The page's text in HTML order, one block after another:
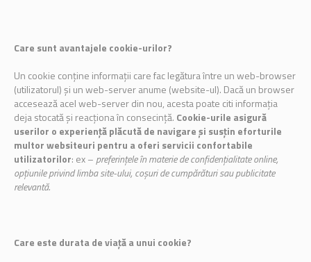
Care sunt avantajele cookie-urilor?
Un cookie conține informații care fac legătura între un web-browser
(utilizatorul) și un web-server anume (website-ul). Dacă un browser
accesează acel web-server din nou, acesta poate citi informația
deja stocată și reacționa în consecință. Cookie-urile asigură
userilor o experiență plăcută de navigare și susțin eforturile
multor websiteuri pentru a oferi servicii confortabile
utilizatorilor: ex – preferințele în materie de confidențialitate online,
opțiunile privind limba site-ului, coșuri de cumpărături sau publicitate
relevantă.
Care este durata de viață a unui cookie?